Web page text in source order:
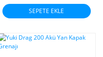
SEPETE EKLE